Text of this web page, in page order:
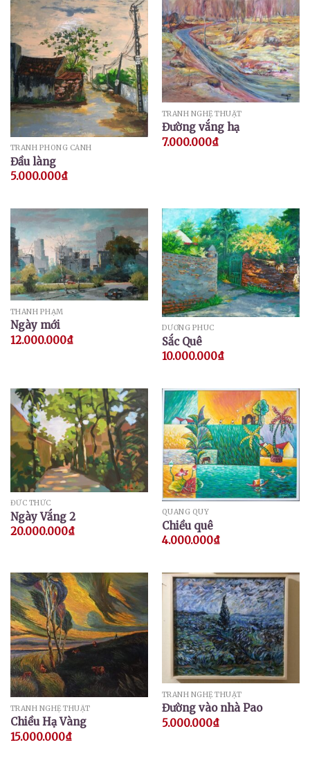
TRANH PHONG CẢNH
Đầu làng
5.000.000₫
TRANH NGHỆ THUẬT
Đường vắng hạ
7.000.000₫
THÀNH PHẠM
Ngày mới
12.000.000₫
DƯƠNG PHÚC
Sắc Quê
10.000.000₫
ĐỨC THỨC
Ngày Vắng 2
20.000.000₫
QUANG QUÝ
Chiều quê
4.000.000₫
TRANH NGHỆ THUẬT
Chiều Hạ Vàng
15.000.000₫
TRANH NGHỆ THUẬT
Đường vào nhà Pao
5.000.000₫